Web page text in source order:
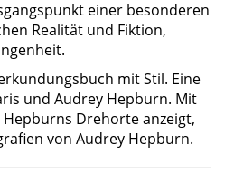
einer besonderen
Realität und Fiktion,
mit Stil. Eine
und Audrey Hepburn. Mit
Drehorte anzeigt,
von Audrey Hepburn.